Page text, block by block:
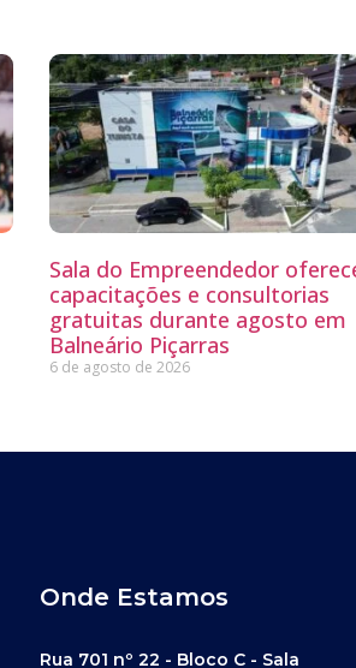
Sala do Empreendedor
capacitações e consultorias
gratuitas durante agosto em
Balneário Piçarras
6 de agosto de 2026
Onde Estamos
Rua 701 nº 22 - Bloco C - Sala